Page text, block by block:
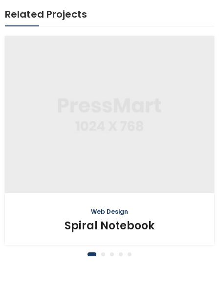
Related Projects
Web Design
Spiral Notebook